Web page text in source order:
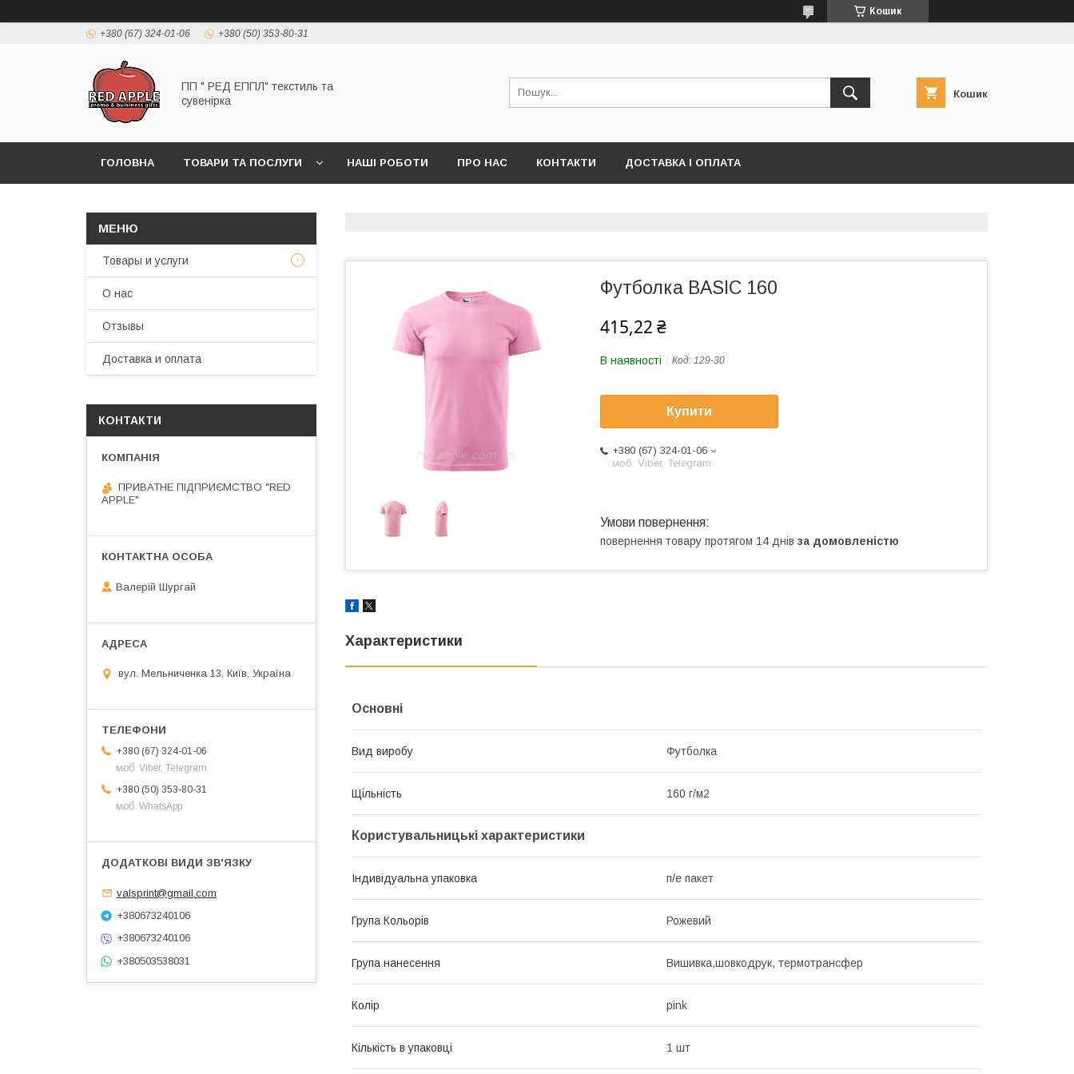
Кошик
+380 (67) 324-01-06 +380 (50) 353-80-31
ПП " РЕД ЕППЛ" текстиль та
сувенірка
Кошик
ГОЛОВНА ТОВАРИ ТА ПОСЛУГИ НАШІ РОБОТИ ПРО НАС КОНТАКТИ ДОСТАВКА І ОПЛАТА
Футболка BASIC 160
415,22 ₴
В наявності Код: 129-30
Купити
+380 (67) 324-01-06
моб. Viber, Telegram
повернення товару протягом 14 днів за домовленістю
Характеристики
Основні
Вид виробу Футболка
Щільність 160 г/м2
Користувальницькі характеристики
Індивідуальна упаковка п/е пакет
Група Кольорів Рожевий
Група нанесення Вишивка,шовкодрук, термотрансфер
Колір pink
Кількість в упаковці 1 шт
Товары и услуги
О нас
Отзывы
Доставка и оплата
КОНТАКТИ
ПРИВАТНЕ ПІДПРИЄМСТВО "RED
APPLE"
Валерій Шургай
вул. Мельниченка 13, Київ, Україна
+380 (67) 324-01-06
моб. Viber, Telegram
+380 (50) 353-80-31
моб. WhatsApp
valsprint@gmail.com
+380673240106
+380673240106
+380503538031